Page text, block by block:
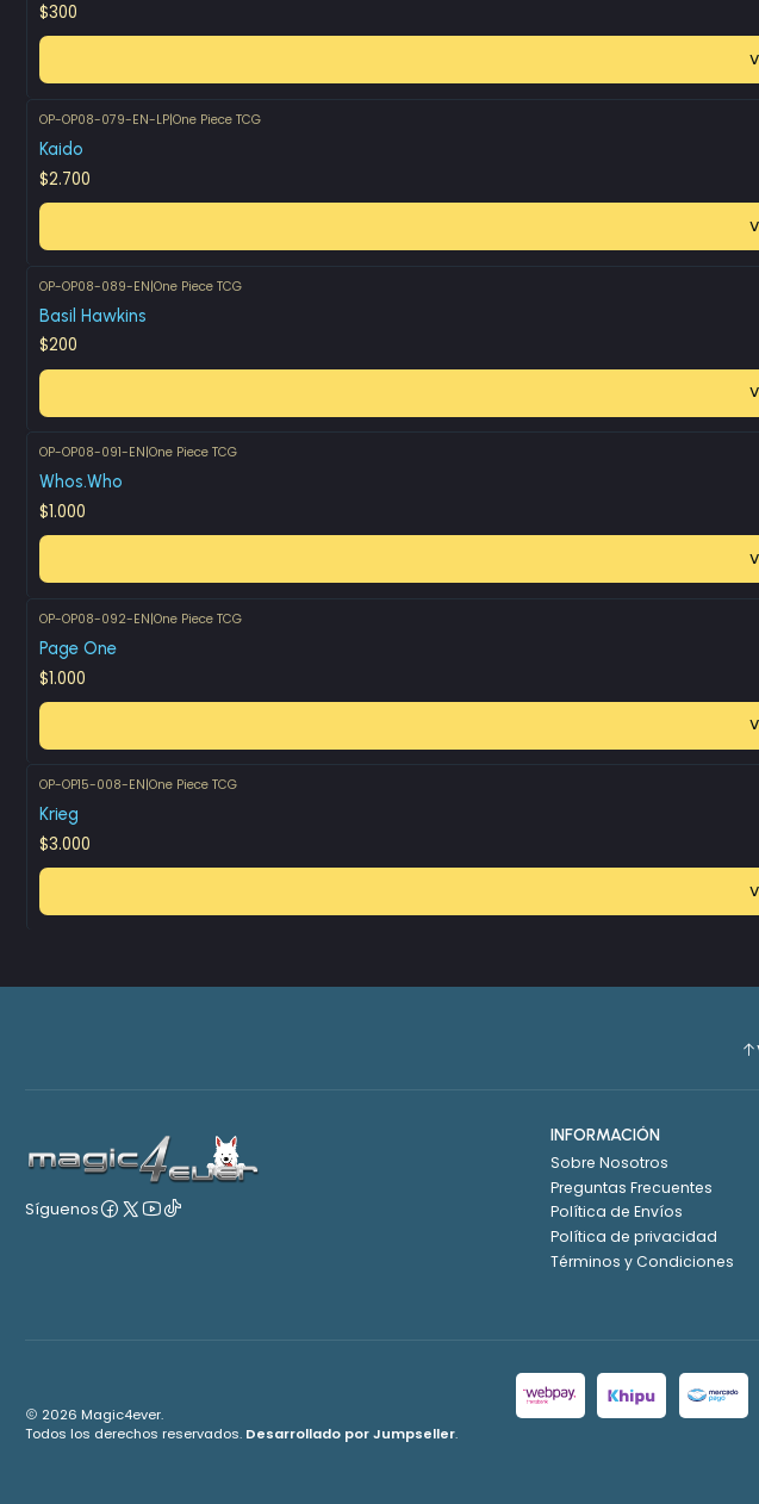
$300
OP-OP08-079-EN-LP|One Piece TCG
Kaido
$2.700
OP-OP08-089-EN|One Piece TCG
Basil Hawkins
$200
OP-OP08-091-EN|One Piece TCG
Whos.Who
$1.000
OP-OP08-092-EN|One Piece TCG
Page One
$1.000
OP-OP15-008-EN|One Piece TCG
Krieg
$3.000
Síguenos
INFORMACIÓN
Sobre Nosotros
Preguntas Frecuentes
Política de Envíos
Política de privacidad
Términos y Condiciones
2026 Magic4ever.
Todos los derechos reservados. Desarrollado por Jumpseller.